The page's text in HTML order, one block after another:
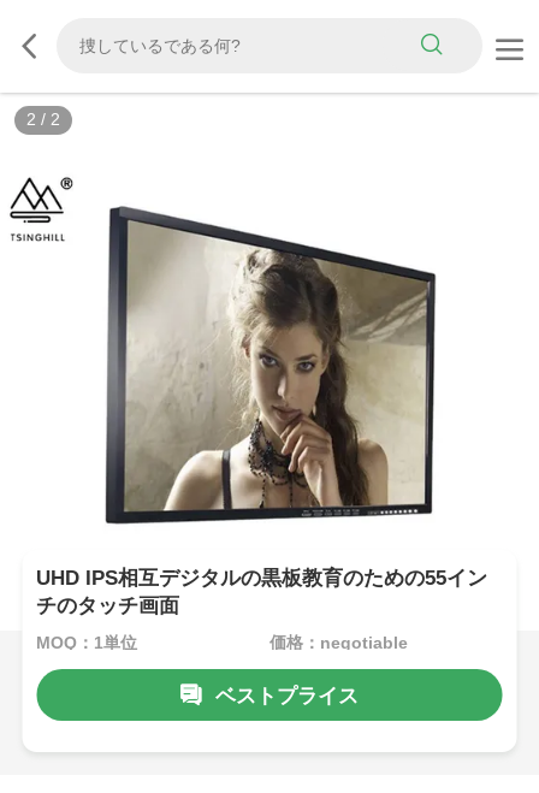
2 / 2
UHD IPS相互デジタルの黒板教育のための55イン
チのタッチ画面
MOQ：1単位 価格：negotiable
ベストプライス